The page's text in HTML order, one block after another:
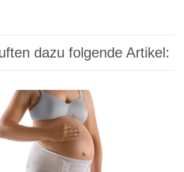
dazu folgende Artikel: